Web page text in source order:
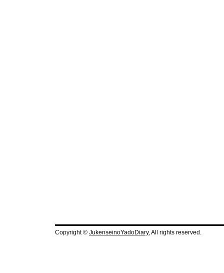
Copyright © JukenseinoYadoDiary, All rights reserved.